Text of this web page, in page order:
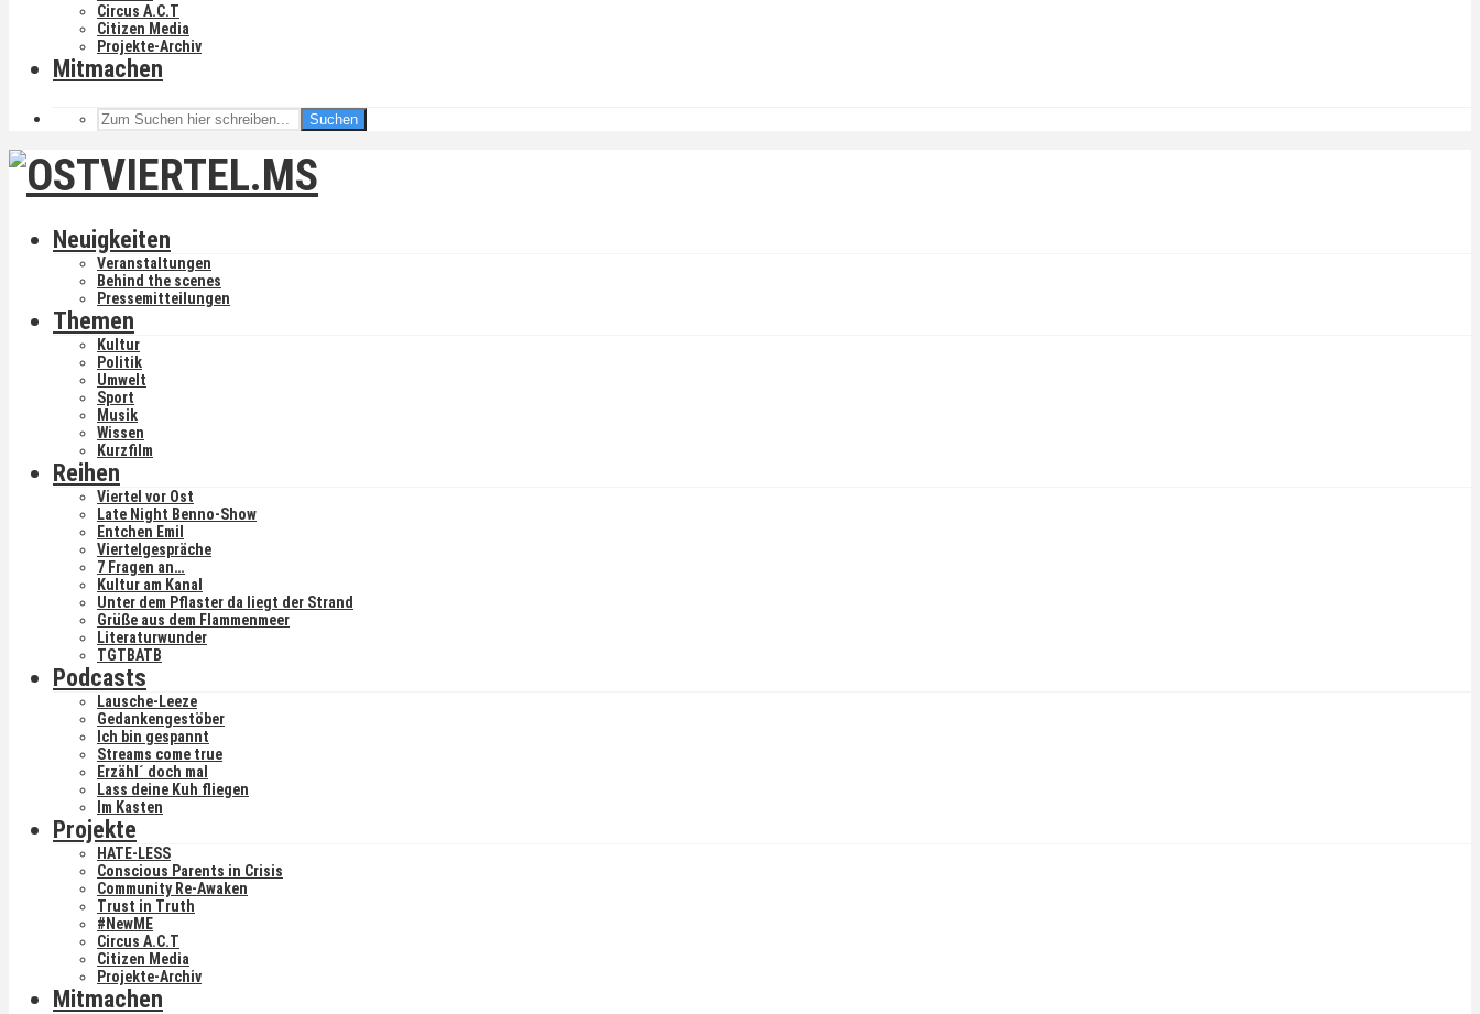
Circus A.C.T
Citizen Media
Projekte-Archiv
Mitmachen
Suchen
Neuigkeiten
Veranstaltungen
Behind the scenes
Pressemitteilungen
Themen
Kultur
Politik
Umwelt
Sport
Musik
Wissen
Kurzfilm
Reihen
Viertel vor Ost
Late Night Benno-Show
Entchen Emil
Viertelgespräche
7 Fragen an…
Kultur am Kanal
Unter dem Pflaster da liegt der Strand
Grüße aus dem Flammenmeer
Literaturwunder
TGTBATB
Podcasts
Lausche-Leeze
Gedankengestöber
Ich bin gespannt
Streams come true
Erzähl´ doch mal
Lass deine Kuh fliegen
Im Kasten
Projekte
HATE-LESS
Conscious Parents in Crisis
Community Re-Awaken
Trust in Truth
#NewME
Circus A.C.T
Citizen Media
Projekte-Archiv
Mitmachen